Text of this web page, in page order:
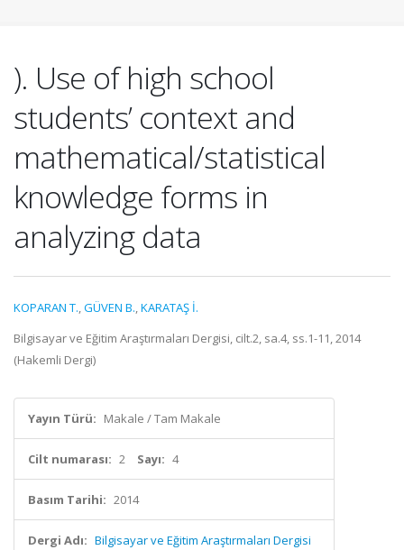
). Use of high school
students’ context and
mathematical/statistical
knowledge forms in
analyzing data
KOPARAN T.,GÜVEN B.,KARATAŞ İ.
Bilgisayar ve Eğitim Araştırmaları Dergisi, cilt.2, sa.4, ss.1-11, 2014
(Hakemli Dergi)
Yayın Türü: Makale / Tam Makale
Cilt numarası: 2 Sayı: 4
Basım Tarihi: 2014
Dergi Adı: Bilgisayar ve Eğitim Araştırmaları Dergisi